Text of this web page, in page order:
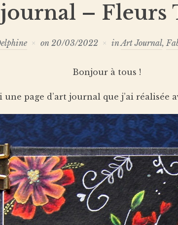
journal – Fleurs
on 20/03/2022 inArt Journal,
Bonjour à tous !
une page d’art journal que j’ai réalisée